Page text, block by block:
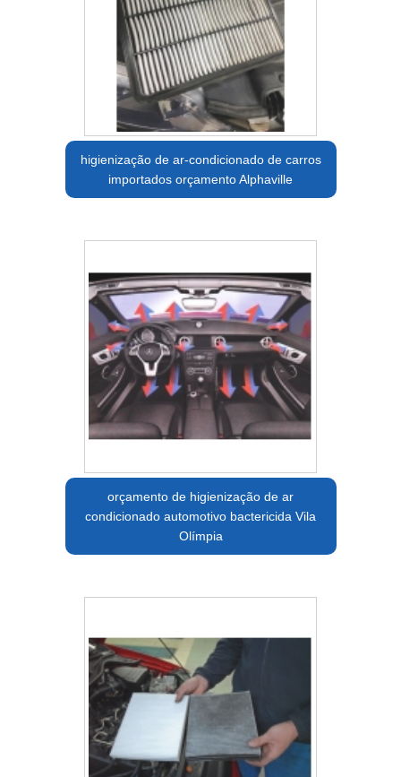
higienização de ar-condicionado de carros
importados orçamento Alphaville
orçamento de higienização de ar
condicionado automotivo bactericida Vila
Olímpia